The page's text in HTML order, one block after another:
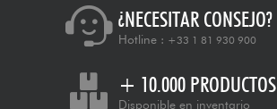
¿NECESITAR CONSEJO?
Hotline : +33 1 81 930 900
+ 10.000 PRODUCTOS
Disponible en inventario